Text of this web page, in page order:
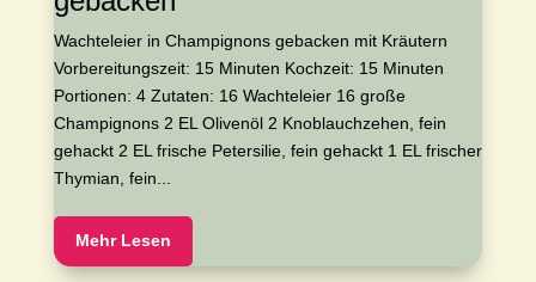
Wachteleier in Champignons gebacken mit Kräutern
Vorbereitungszeit: 15 Minuten Kochzeit: 15 Minuten
Portionen: 4 Zutaten: 16 Wachteleier 16 große
Champignons 2 EL Olivenöl 2 Knoblauchzehen, fein
gehackt 2 EL frische Petersilie, fein gehackt 1 EL frischer
Thymian, fein...
Mehr Lesen